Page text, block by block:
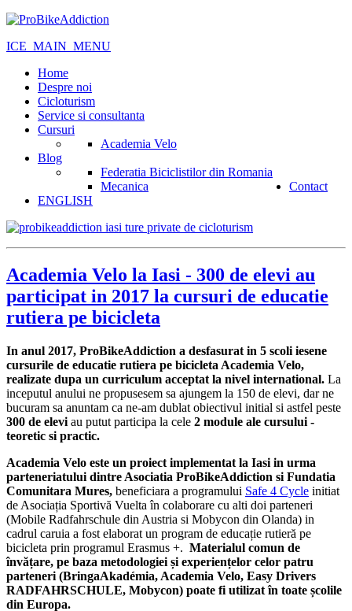
ICE_MAIN_MENU
Home
Despre noi
Cicloturism
Service si consultanta
Cursuri
Academia Velo
Blog
Federatia Biciclistilor din Romania
Mecanica
Contact
ENGLISH
Academia Velo la Iasi - 300 de elevi au
participat in 2017 la cursuri de educatie
rutiera pe bicicleta
In anul 2017, ProBikeAddiction a desfasurat in 5 scoli iesene
cursurile de educatie rutiera pe bicicleta Academia Velo,
realizate dupa un curriculum acceptat la nivel international. La
inceputul anului ne propusesem sa ajungem la 150 de elevi, dar ne
bucuram sa anuntam ca ne-am dublat obiectivul initial si astfel peste
300 de elevi au putut participa la cele 2 module ale cursului -
teoretic si practic.
Academia Velo este un proiect implementat la Iasi in urma
parteneriatului dintre Asociatia ProBikeAddiction si Fundatia
Comunitara Mures, beneficiara a programului Safe 4 Cycle initiat
de Asociația Sportivă Vuelta în colaborare cu alti doi parteneri
(Mobile Radfahrschule din Austria si Mobycon din Olanda) in
cadrul caruia a fost elaborat un program de educație rutieră pe
bicicleta prin programul Erasmus +. Materialul comun de
învățare, pe baza metodologiei și experiențelor celor patru
parteneri (BringaAkadémia, Academia Velo, Easy Drivers
RADFAHRSCHULE, Mobycon) poate fi utilizat în toate școlile
din Europa.